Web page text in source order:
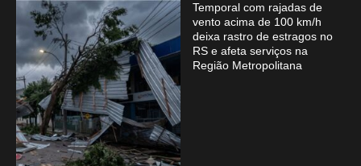
Temporal com rajadas de
vento acima de 100 km/h
deixa rastro de estragos no
RS e afeta serviços na
Região Metropolitana